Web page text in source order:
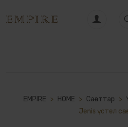
EMPIRE > HOME > Сағаттар >
Jenis үстел